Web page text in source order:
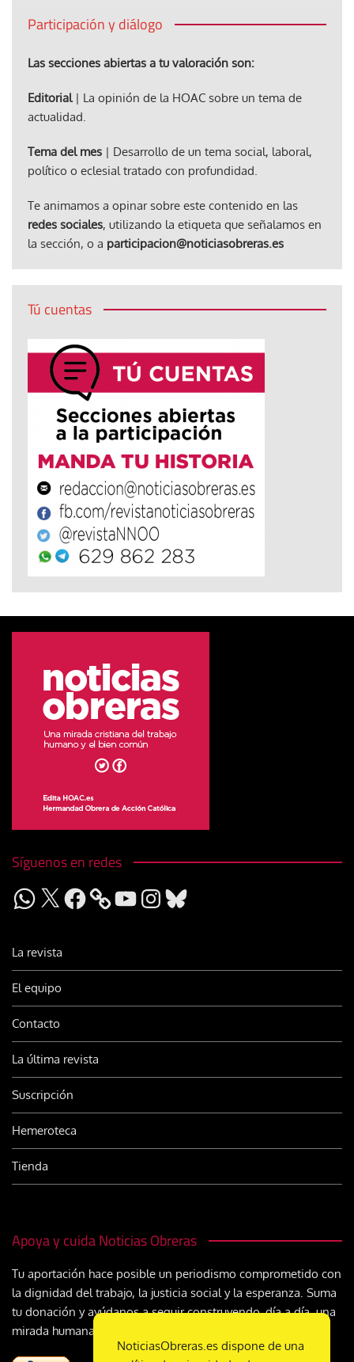
Participación y diálogo
Las secciones abiertas a tu valoración son:
Editorial| La opinión de la HOAC sobre un tema de
actualidad.
Tema del mes | Desarrollo de un tema social, laboral,
político o eclesial tratado con profundidad.
Te animamos a opinar sobre este contenido en las
redes sociales, utilizando la etiqueta que señalamos en
la sección, o a participacion@noticiasobreras.es
Tú cuentas
Síguenos en redes
WhatsApp
X Facebook YouTubeInstagram
Bluesky
La revista
El equipo
Contacto
La última revista
Suscripción
Hemeroteca
Tienda
Apoya y cuida Noticias Obreras
Tu aportación hace posible un periodismo comprometido con
la dignidad del trabajo, la justicia social y la esperanza. Suma
tu donación y ayúdanos a seguir construyendo, día a día, una
mirada humana y cristiana sobre el mundo del trabajo
NoticiasObreras.es dispone de una